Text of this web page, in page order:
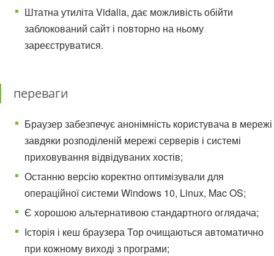
Штатна утиліта Vidalia, дає можливість обійти
заблокований сайт і повторно на ньому
зареєструватися.
переваги
Браузер забезпечує анонімність користувача в мережі
завдяки розподіленій мережі серверів і системі
приховування відвідуваних хостів;
Останню версію коректно оптимізували для
операційної системи Windows 10, Linux, Mac OS;
Є хорошою альтернативою стандартного оглядача;
Історія і кеш браузера Тор очищаються автоматично
при кожному виході з програми;